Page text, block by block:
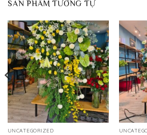
SẢN PHẨM TƯƠNG TỰ
UNCATEGORIZED